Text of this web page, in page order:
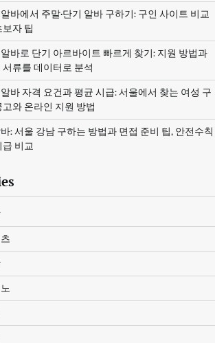
바에서 주말·단기 알바 구하기: 구인 사이트 비교
자 팁
바로 단기 아르바이트 빠르게 찾기: 지원 방법과
서류를 데이터로 분석
바 자격 요건과 평균 시급: 서울에서 찾는 여성 구
고와 온라인 지원 방법
: 서울 강남 구하는 방법과 면접 준비 팁, 안전수칙
급 비교